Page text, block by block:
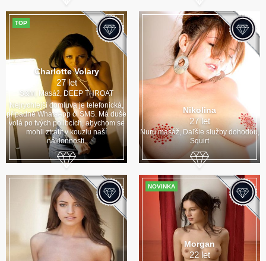
TOP
Charlotte Volary
27 let
S&M, Masáž, DEEP THROAT
Nejrychlejší domluva je telefonická,
případně WhatsApp či SMS. Má duše
volá po tvých polibcích, abychom se
mohli ztratit v kouzlu naší
náklonnosti.
Nikolina
27 let
Nuru masáž, Daľšie služby dohodou,
Squirt
NOVINKA
Morgan
22 let